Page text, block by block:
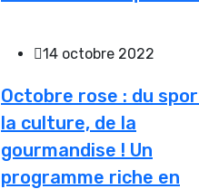
14 octobre 2022
Octobre rose : du
la culture, de la
gourmandise ! Un
programme riche en